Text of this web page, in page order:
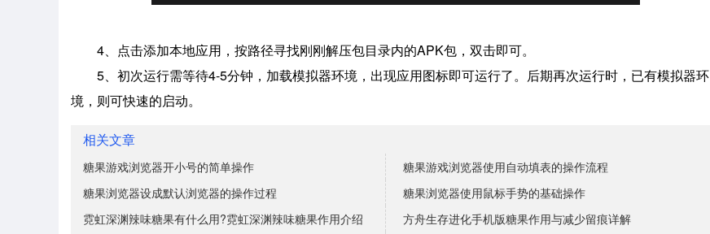
4、点击添加本地应用，按路径寻找刚刚解压包目录内的APK包，双击即可。
5、初次运行需等待4-5分钟，加载模拟器环境，出现应用图标即可运行了。 后期再次运行时，已有模拟器环
境，则可快速的启动。
相关文章
糖果游戏浏览器开小号的简单操作
糖果游戏浏览器使用自动填表的操作流程
糖果浏览器设成默认浏览器的操作过程
糖果浏览器使用鼠标手势的基础操作
霓虹深渊辣味糖果有什么用?霓虹深渊辣味糖果作用介绍
方舟生存进化手机版糖果作用与减少留痕详解